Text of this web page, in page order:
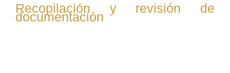
Recopilación y revisión de
documentación